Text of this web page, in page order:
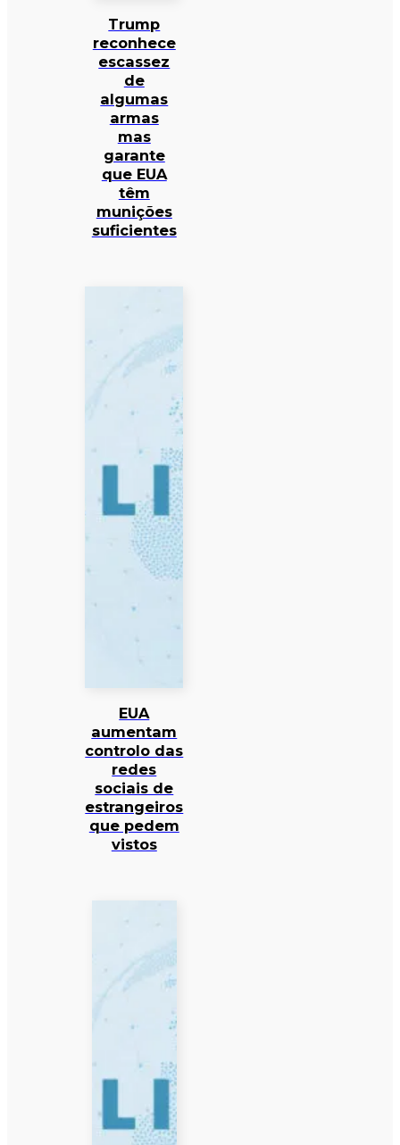
Trump
reconhece
escassez
de
algumas
armas
mas
garante
que EUA
têm
munições
suficientes
EUA
aumentam
controlo das
redes
sociais de
estrangeiros
que pedem
vistos